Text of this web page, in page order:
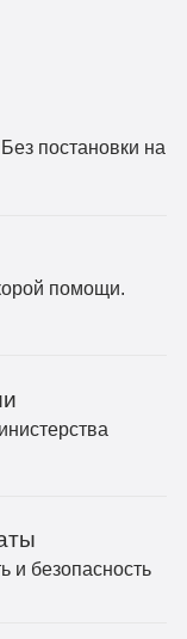
постановки на
помощи.
и безопасность